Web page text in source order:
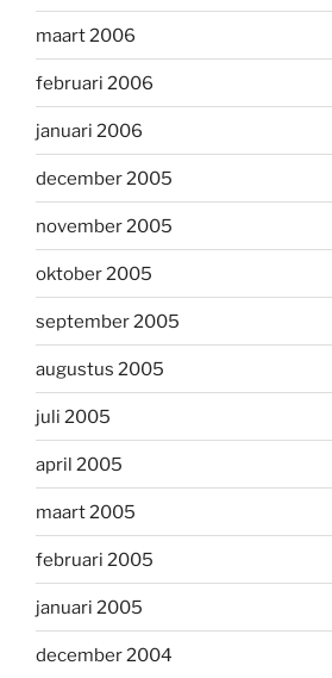
maart 2006
februari 2006
januari 2006
december 2005
november 2005
oktober 2005
september 2005
augustus 2005
juli 2005
april 2005
maart 2005
februari 2005
januari 2005
december 2004